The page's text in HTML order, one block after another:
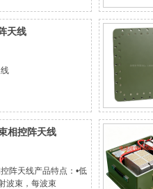
内可达以下参
天线
相控阵天线
阵天线产品特点：•低
波束，每波束